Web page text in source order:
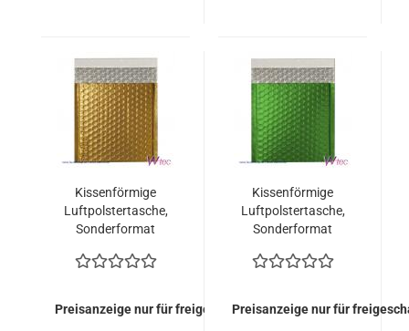
Kissenförmige
Luftpolstertasche,
Sonderformat
metallisch Matt (100
Preisanzeige nur für freigeschaltete Kunden
Kissenförmige
Luftpolstertasche,
Sonderformat
metallisch Matt (100
Preisanzeige nur für